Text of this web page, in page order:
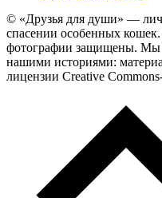
© «Друзья для души» —
спасении особенных
фотографии защищены. Мы
нашими историями:
лицензии Creative